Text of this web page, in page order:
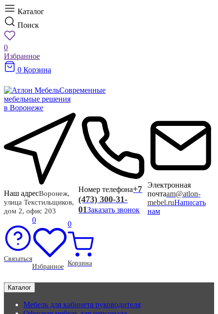
Каталог
Поиск
0
Избранное
0 Корзина
Современные
мебельные решения
в Воронеже
Наш адресВоронеж,
улица Текстильщиков,
дом 2, офис 203
Номер телефона+7
(473) 300-31-
01Заказать звонок
Электронная
почтаam@atlon-
mebel.ruНаписать
нам
Связаться
0
Избранное
0
Корзина
Каталог
Мебель для кабинета руководителя